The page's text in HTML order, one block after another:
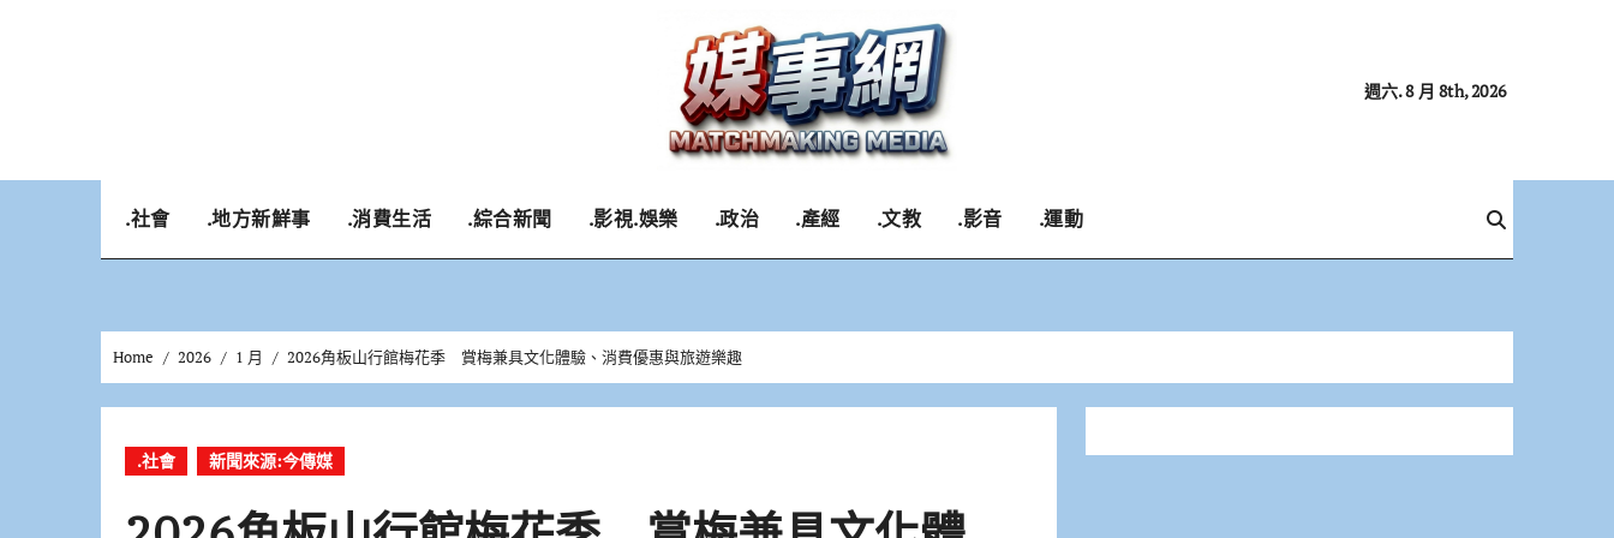
週六. 8 月 8th, 2026
.社會 .地方新鮮事 .消費生活 .綜合新聞 .影視.娛樂 .政治 .產經 .文教 .影音 .運動
Home 2026 1 月 2026角板山行館梅花季 賞梅兼具文化體驗、消費優惠與旅遊樂趣
.社會 新聞來源:今傳媒